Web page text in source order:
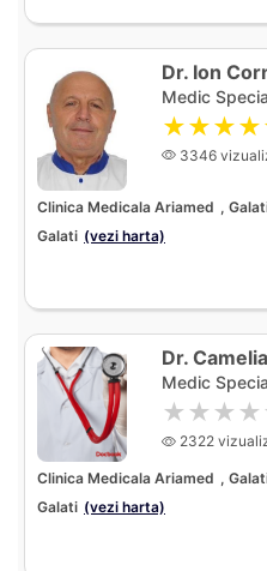
Dr. Ion
Medic
3346
Clinica Medicala Ariamed ,
Galati (vezi harta)
Dr.
Medic
2322
Clinica Medicala Ariamed ,
Galati (vezi harta)